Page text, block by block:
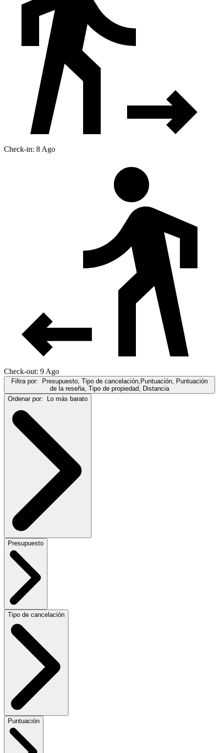
Check-in: 8 Ago
Check-out: 9 Ago
Filtra por: Presupuesto, Tipo de cancelación,Puntuación, Puntuación
de la reseña, Tipo de propiedad, Distancia
Ordenar por: Lo más barato
Presupuesto
Tipo de cancelación
Puntuación